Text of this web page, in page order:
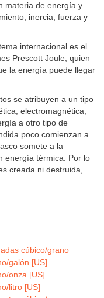
materia de energía y
inercia, fuerza y
internacional es el
Prescott Joule, quien
la energía puede llegar
se atribuyen a un tipo
electromagnética,
a otro tipo de
poco comienzan a
somete a la
energía térmica. Por lo
creada ni destruida,
cúbico/grano
galón [US]
onza [US]
litro [US]